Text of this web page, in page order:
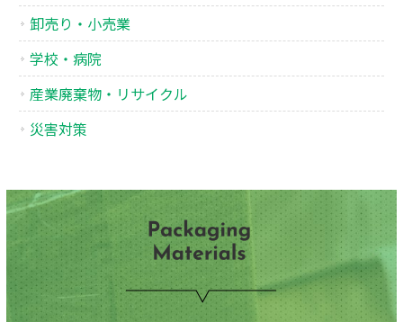
卸売り・小売業
学校・病院
産業廃棄物・リサイクル
災害対策